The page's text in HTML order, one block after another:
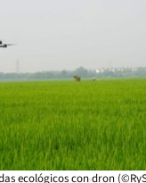
ecológicos con dron